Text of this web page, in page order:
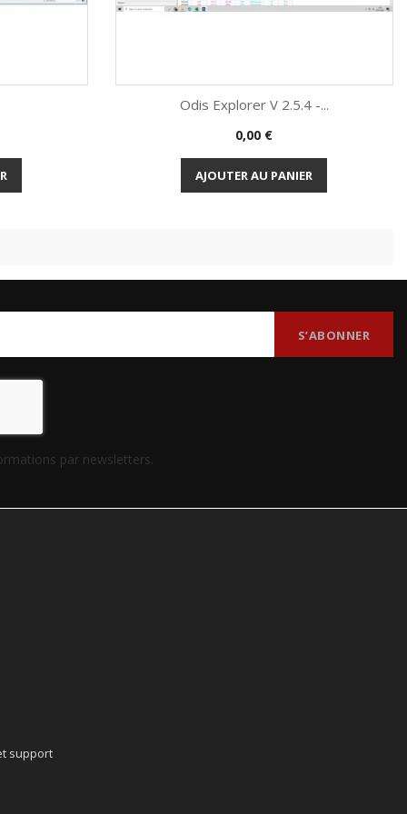
Aperçu rapide
Odis Explorer V 2.5.4 -...
Prix
0,00 €
AJOUTER AU PANIER
par newsletters.
support